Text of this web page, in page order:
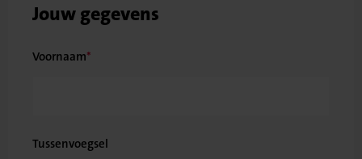
Jouw gegevens
Voornaam
Tussenvoegsel